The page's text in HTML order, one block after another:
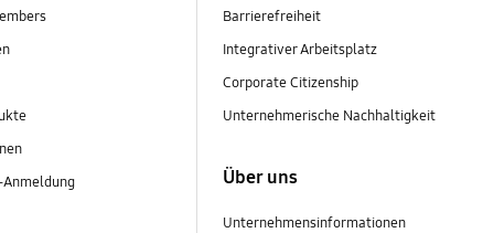
Barrierefreiheit
Integrativer Arbeitsplatz
Corporate Citizenship
Unternehmerische Nachhaltigkeit
Über uns
Unternehmensinformationen